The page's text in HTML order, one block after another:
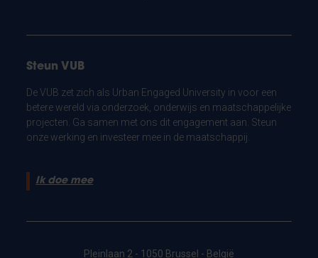
Steun VUB
De VUB zet zich als Urban Engaged University in voor een
betere wereld via onderzoek, onderwijs en maatschappelijke
projecten. Ga samen met ons dit engagement aan. Steun
onze werking en investeer mee in de maatschappij.
Ik doe mee
Pleinlaan 2 - 1050 Brussel - België